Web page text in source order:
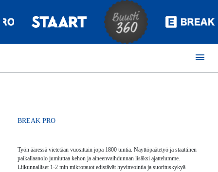
menu
BREAK PRO
Työn ääressä vietetään vuosittain jopa 1800 tuntia. Näyttöpäätetyö ja staattinen
paikallaanolo jumiuttaa kehon ja aineenvaihdunnan lisäksi ajattelumme.
Liikunnalliset 1-2 min mikrotauot edistävät hyvinvointia ja suorituskykyä